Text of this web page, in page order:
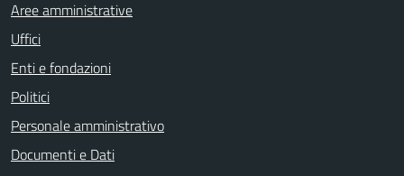
Aree amministrative
Uffici
Enti e fondazioni
Politici
Personale amministrativo
Documenti e Dati